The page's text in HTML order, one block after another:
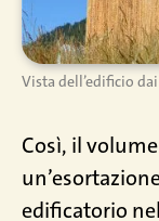
Vista dell’edificio
Così, il
edificatorio